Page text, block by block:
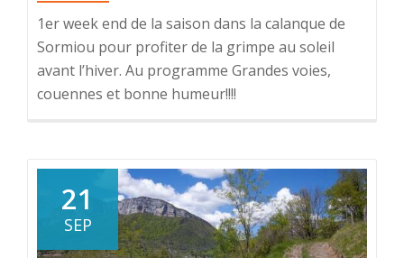
1er week end de la saison dans la calanque de
Sormiou pour profiter de la grimpe au soleil
avant l’hiver. Au programme Grandes voies,
couennes et bonne humeur!!!!
21
SEP